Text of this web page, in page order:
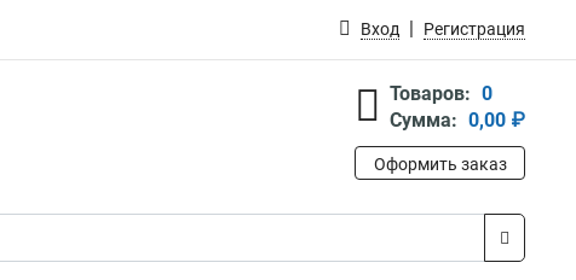
Вход Регистрация
Товаров: 0
Сумма: 0,00 ₽
Оформить заказ